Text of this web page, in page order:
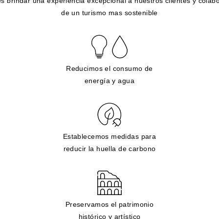
de un turismo mas sostenible
Reducimos el consumo de
energía y agua
Establecemos medidas para
reducir la huella de carbono
Preservamos el patrimonio
histórico y artístico